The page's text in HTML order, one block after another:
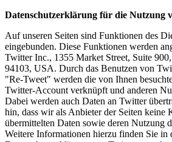
Datenschutzerklärung für die Nutzung
Auf unseren Seiten sind Funktionen des
eingebunden. Diese Funktionen werden
Twitter Inc., 1355 Market Street, Suite
94103, USA. Durch das Benutzen von
"Re-Tweet" werden die von Ihnen
Twitter-Account verknüpft und anderen
Dabei werden auch Daten an Twitter
hin, dass wir als Anbieter der Seiten keine
übermittelten Daten sowie deren Nutzung
Weitere Informationen hierzu finden Sie in